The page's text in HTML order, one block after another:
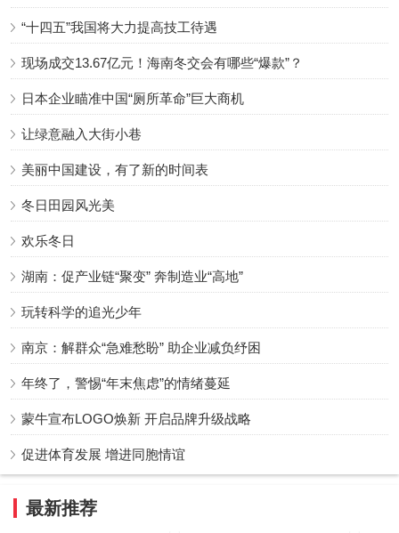
“十四五”我国将大力提高技工待遇
现场成交13.67亿元！海南冬交会有哪些“爆款”？
日本企业瞄准中国“厕所革命”巨大商机
让绿意融入大街小巷
美丽中国建设，有了新的时间表
冬日田园风光美
欢乐冬日
湖南：促产业链“聚变” 奔制造业“高地”
玩转科学的追光少年
南京：解群众“急难愁盼” 助企业减负纾困
年终了，警惕“年末焦虑”的情绪蔓延
蒙牛宣布LOGO焕新 开启品牌升级战略
促进体育发展 增进同胞情谊
最新推荐